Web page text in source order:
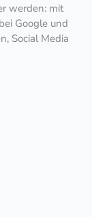
werden: mit
Google und
Social Media